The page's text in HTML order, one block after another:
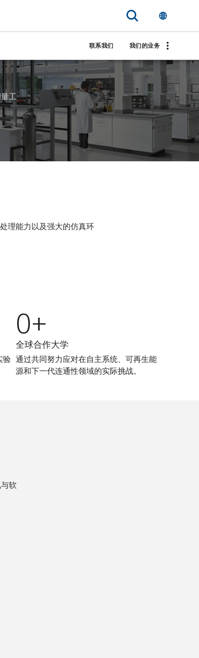
联系我们 我们的业务
工
理能力以及强大的仿真环
验
0+
全球合作大学
通过共同努力应对在自主系统、可再生能
源和下一代连通性领域的实际挑战。
软